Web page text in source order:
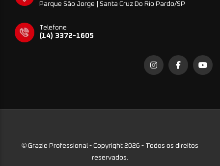
Parque São Jorge | Santa Cruz Do Rio Pardo/SP
Telefone
(14) 3372-1605
© Grazie Professional - Copyright 2026 - Todos os direitos
reservados.